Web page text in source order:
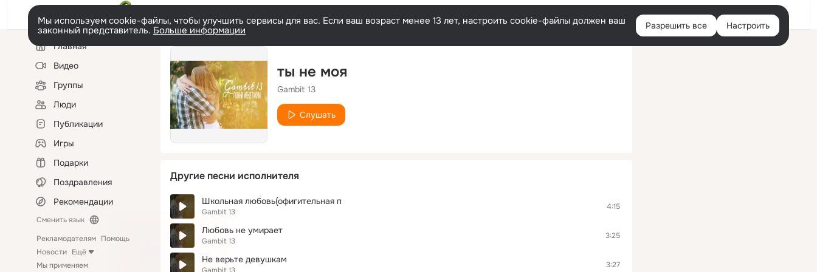
Войти
Мы используем cookie-файлы, чтобы улучшить сервисы для вас. Если ваш возраст менее 13 лет, настроить cookie-файлы должен ваш
законный представитель. Больше информации Разрешить все Настроить
Левая
колонкаГлавная
Видео
Группы
Люди
Публикации
Игры
Подарки
Поздравления
Рекомендации
Сменить язык
Рекламодателям Помощь
Новости Ещё
Мы применяем
ты не моя
Gambit 13
Слушать
Другие песни исполнителя
Школьная любовь(офигительная п
Gambit 13
4:15
Любовь не умирает
Gambit 13
3:25
Не верьте девушкам 3:27